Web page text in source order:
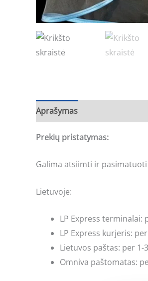
Aprašymas
Prekių pristatymas:
Galima atsiimti ir
Lietuvoje:
LP Express terminalai:
LP Express kurjeris:
Lietuvos paštas: per 1-
Omniva paštomatas: